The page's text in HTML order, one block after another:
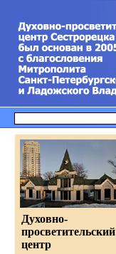
Духовно-
просветительский
центр